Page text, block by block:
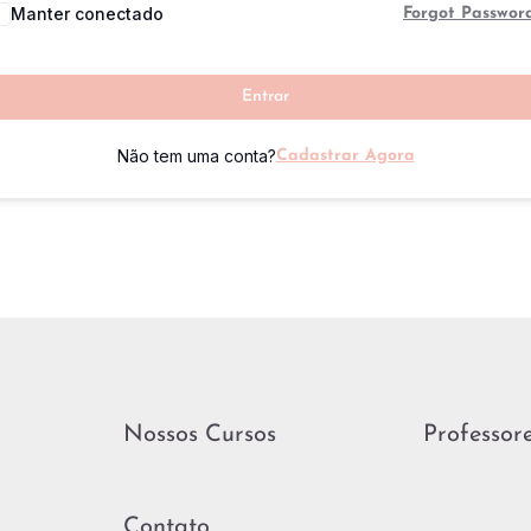
Manter conectado Forgot
Entrar
Não tem uma conta?Cadastrar Agora
Nossos Cursos